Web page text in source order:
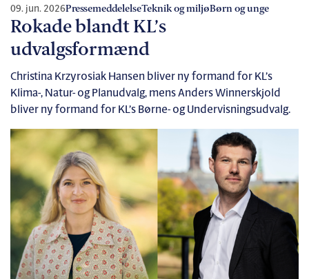
09. jun. 2026PressemeddelelseTeknik og miljøBørn og unge
Rokade blandt KL’s
udvalgsformænd
Christina Krzyrosiak Hansen bliver ny formand for KL’s
Klima-, Natur- og Planudvalg, mens Anders Winnerskjold
bliver ny formand for KL’s Børne- og Undervisningsudvalg.